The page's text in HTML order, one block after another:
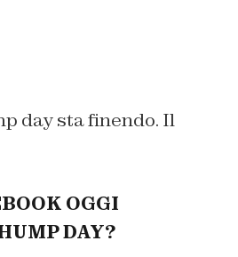
day sta finendo. Il
OGGI
DAY?